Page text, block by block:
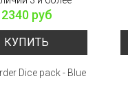
2340 руб
КУПИТЬ
Dice pack - Blue